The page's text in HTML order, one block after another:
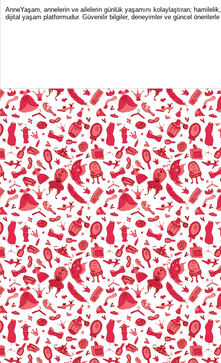
AnneYaşam, annelerin ve ailelerin günlük yaşamını kolaylaştıran;
dijital yaşam platformudur. Güvenilir bilgiler, deneyimler ve güncel